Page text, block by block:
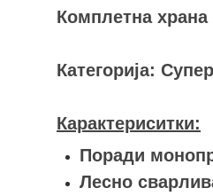
Комплетна
Категорија:
Карактериситки:
Поради
Лесно